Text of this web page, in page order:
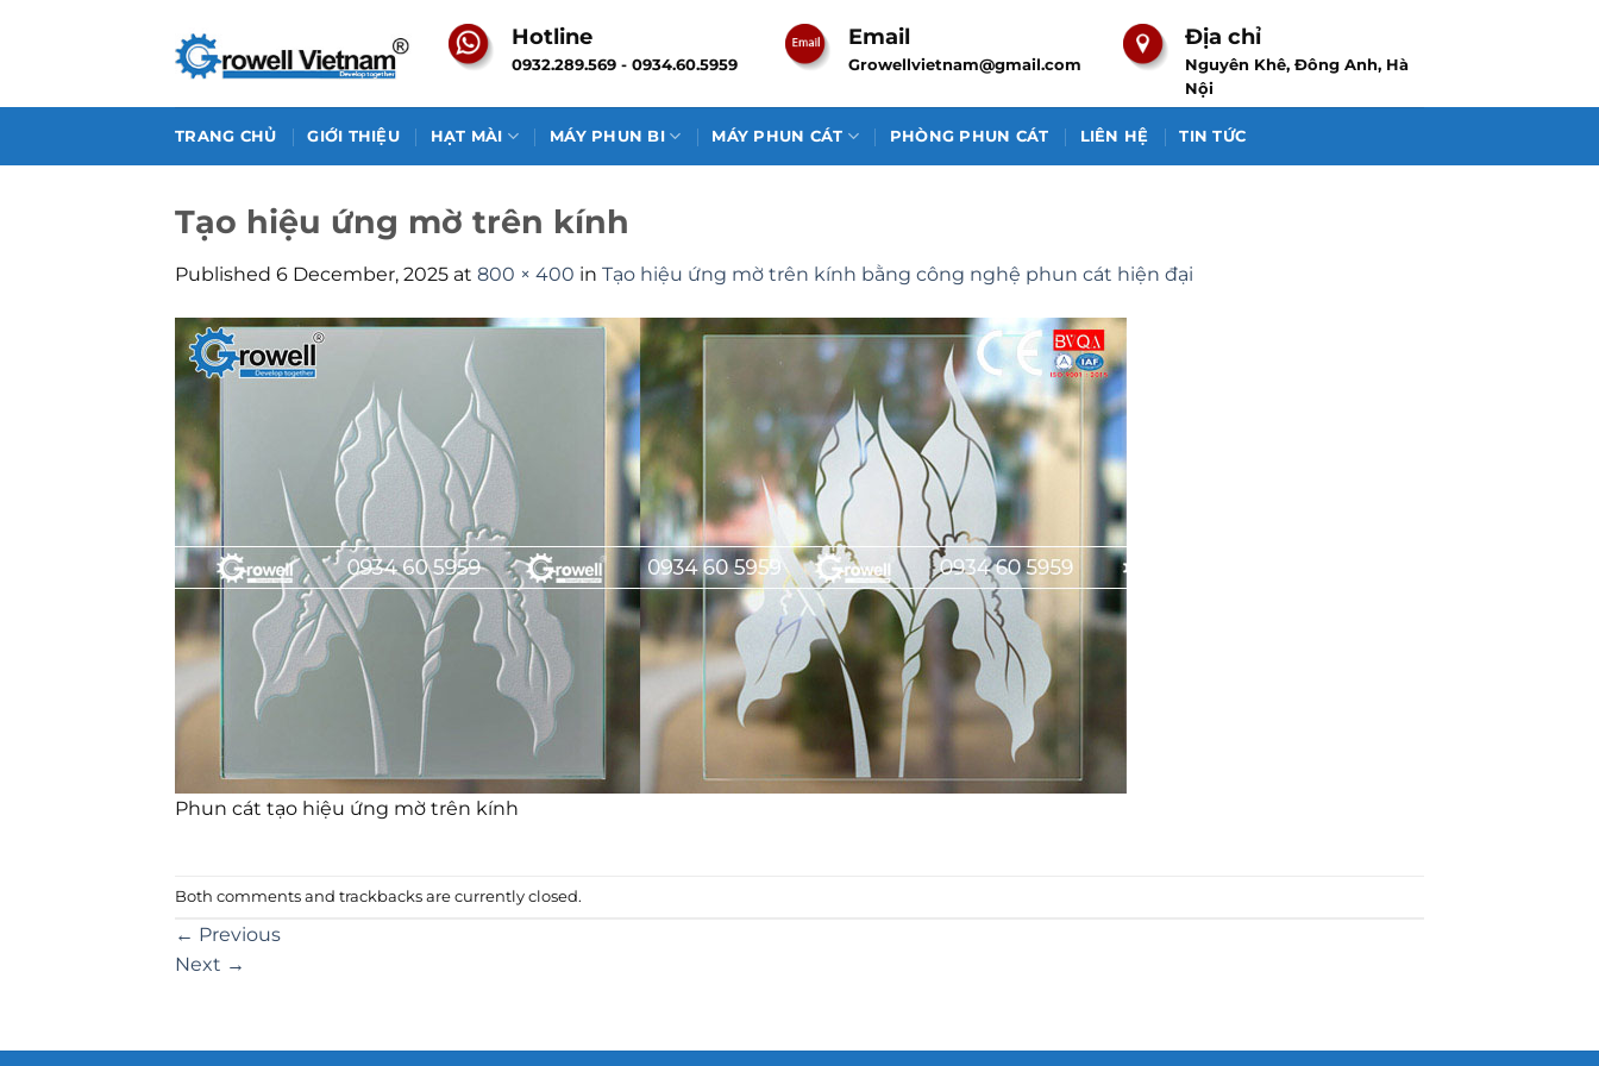
Hotline
0932.289.569 - 0934.60.5959
Email
Growellvietnam@gmail.com
Địa chỉ
Nguyên Khê, Đông Anh, Hà
Nội
TRANG CHỦ GIỚI THIỆU HẠT MÀI MÁY PHUN BI MÁY PHUN CÁT PHÒNG PHUN CÁT LIÊN HỆ TIN TỨC
Tạo hiệu ứng mờ trên kính
Published 6 December, 2025 at 800 × 400 in Tạo hiệu ứng mờ trên kính bằng công nghệ phun cát hiện đại
Phun cát tạo hiệu ứng mờ trên kính
Both comments and trackbacks are currently closed.
← Previous
Next →